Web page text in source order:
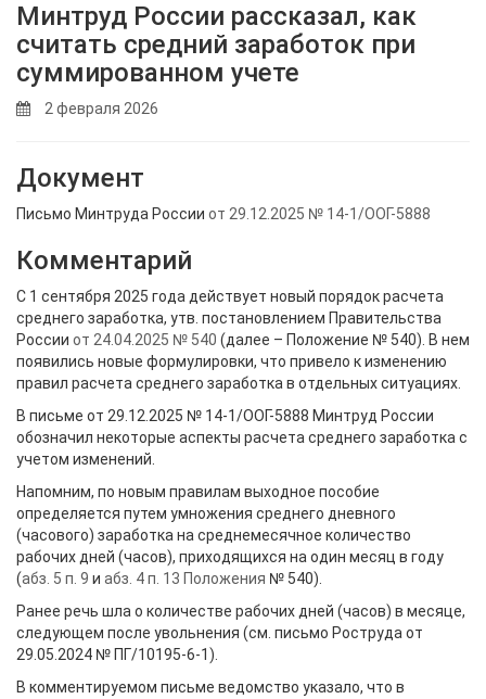
Минтруд России рассказал, как
считать средний заработок при
суммированном учете
2 февраля 2026
Документ
Письмо Минтруда России от 29.12.2025 № 14-1/ООГ-5888
Комментарий
С 1 сентября 2025 года действует новый порядок расчета
среднего заработка, утв. постановлением Правительства
России от 24.04.2025 № 540 (далее – Положение № 540). В нем
появились новые формулировки, что привело к изменению
правил расчета среднего заработка в отдельных ситуациях.
В письме от 29.12.2025 № 14-1/ООГ-5888 Минтруд России
обозначил некоторые аспекты расчета среднего заработка с
учетом изменений.
Напомним, по новым правилам выходное пособие
определяется путем умножения среднего дневного
(часового) заработка на среднемесячное количество
рабочих дней (часов), приходящихся на один месяц в году
(абз. 5 п. 9 и абз. 4 п. 13 Положения № 540).
Ранее речь шла о количестве рабочих дней (часов) в месяце,
следующем после увольнения (см. письмо Роструда от
29.05.2024 № ПГ/10195-6-1).
В комментируемом письме ведомство указало, что в